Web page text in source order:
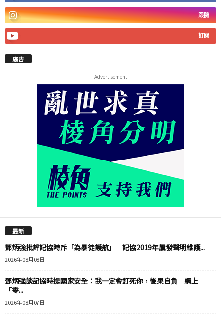
跟隨
訂閱
廣告
- Advertisement -
最新
鄧炳強批評記協時斥「為暴徒護航」 記協2019年屢發聲明維護...
2026年08月08日
鄧炳強談記協時提國家安全：我一定會釘死你，後果自負 網上
「零...
2026年08月07日